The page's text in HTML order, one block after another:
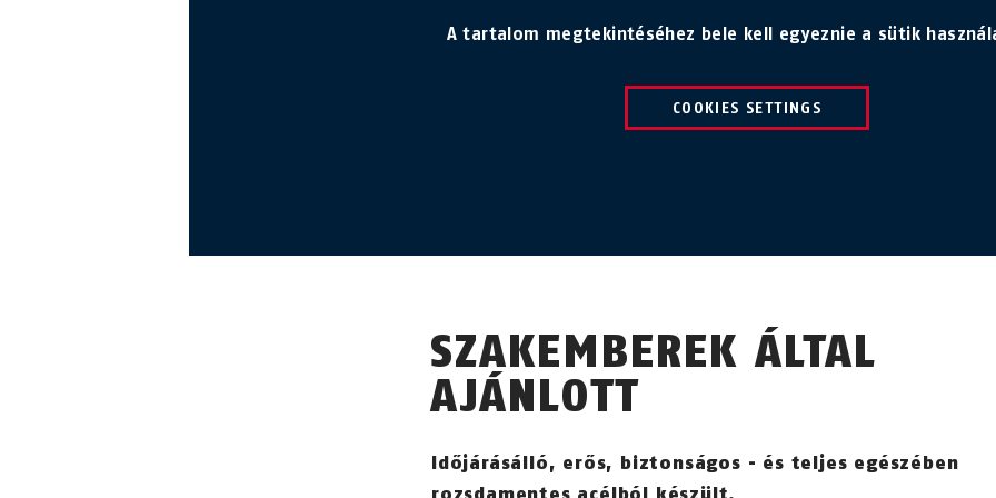
A tartalom megtekintéséhez bele kell egyeznie a sütik
COOKIES SETTINGS
SZAKEMBEREK ÁLTAL
AJÁNLOTT
Időjárásálló, erős, biztonságos - és teljes egészében